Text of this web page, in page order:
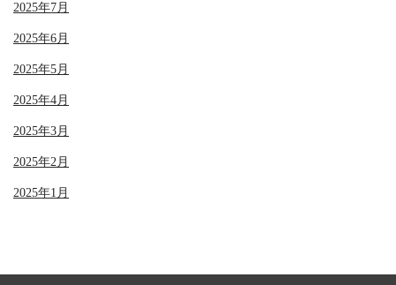
2025年7月
2025年6月
2025年5月
2025年4月
2025年3月
2025年2月
2025年1月